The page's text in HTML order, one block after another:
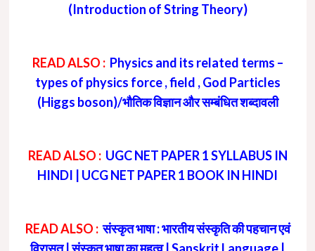
(Introduction of String Theory)
READ ALSO : Physics and its related terms –
types of physics force , field , God Particles
(Higgs boson)/भौतिक विज्ञान और सम्बंधित शब्दावली
READ ALSO : UGC NET PAPER 1 SYLLABUS IN
HINDI | UCG NET PAPER 1 BOOK IN HINDI
READ ALSO : संस्कृत भाषा : भारतीय संस्कृति की पहचान एवं
विरासत | संस्कृत भाषा का महत्व | Sanskrit Language |